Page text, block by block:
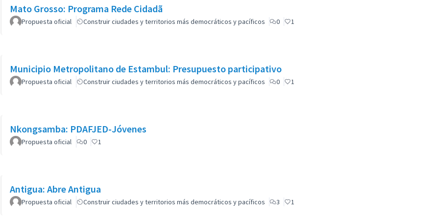
Mato Grosso: Programa Rede Cidadã
Propuesta oficial Construir ciudades y territorios más democráticos y pacíficos 0 1
Municipio Metropolitano de Estambul: Presupuesto participativo
Propuesta oficial Construir ciudades y territorios más democráticos y pacíficos 0 1
Nkongsamba: PDAFJED-Jóvenes
Propuesta oficial 0 1
Antigua: Abre Antigua
Propuesta oficial Construir ciudades y territorios más democráticos y pacíficos 3 1